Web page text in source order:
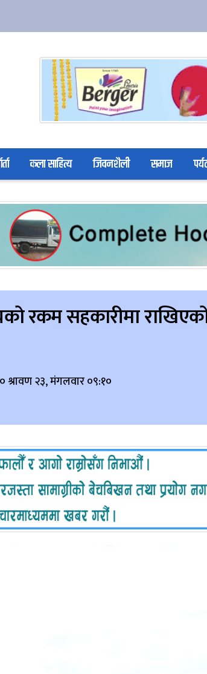
कला साहित्य जिवनशैली समाज
रकम सहकारीमा
श्रावण २३, मंगलवार ०९:१०